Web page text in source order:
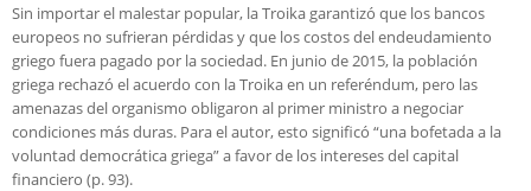
Sin importar el malestar popular, la Troika garantizó que los bancos
europeos no sufrieran pérdidas y que los costos del endeudamiento
griego fuera pagado por la sociedad. En junio de 2015, la población
griega rechazó el acuerdo con la Troika en un referéndum, pero las
amenazas del organismo obligaron al primer ministro a negociar
condiciones más duras. Para el autor, esto significó “una bofetada a la
voluntad democrática griega” a favor de los intereses del capital
financiero (p. 93).